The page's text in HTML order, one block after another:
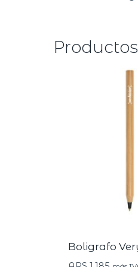
Boligrafo